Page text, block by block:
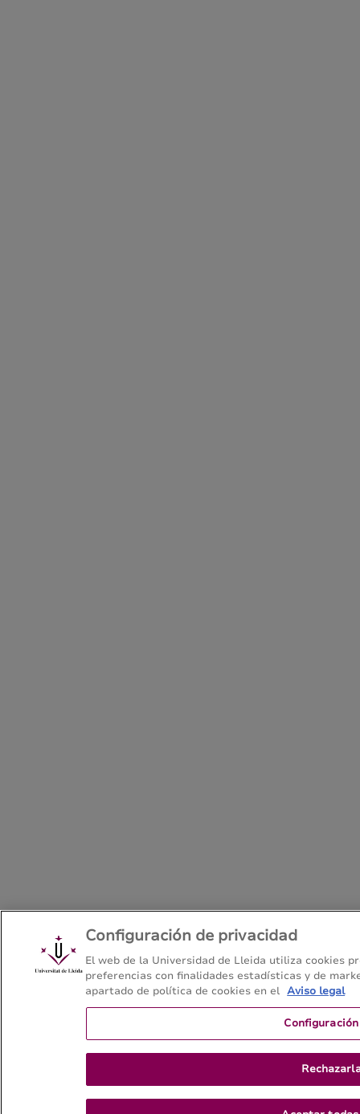
Configuración de privacidad
El web de la Universidad de Lleida utiliza cookies
preferencias con finalidades estadísticas y de
apartado de política de cookies en el Aviso legal